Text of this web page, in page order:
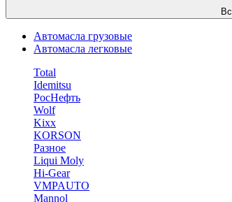
Автомасла грузовые
Автомасла легковые
Total
Idemitsu
РосНефть
Wolf
Kixx
KORSON
Разное
Liqui Moly
Hi-Gear
VMPAUTO
Mannol